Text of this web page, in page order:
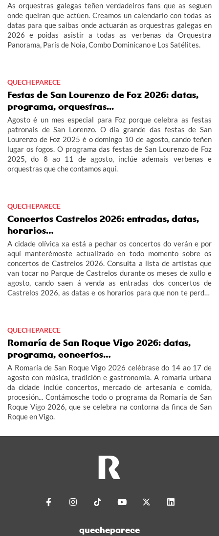
As orquestras galegas teñen verdadeiros fans que as seguen
onde queiran que actúen. Creamos un calendario con todas as
datas para que saibas onde actuarán as orquestras galegas en
2026 e poidas asistir a todas as verbenas da Orquestra
Panorama, París de Noia, Combo Dominicano e Los Satélites.
QUECHEPARECE
Festas de San Lourenzo de Foz 2026: datas,
programa, orquestras...
Agosto é un mes especial para Foz porque celebra as festas
patronais de San Lorenzo. O día grande das festas de San
Lourenzo de Foz 2025 é o domingo 10 de agosto, cando teñen
lugar os fogos. O programa das festas de San Lourenzo de Foz
2025, do 8 ao 11 de agosto, inclúe ademais verbenas e
orquestras que che contamos aquí.
QUECHEPARECE
Concertos Castrelos 2026: entradas, datas,
horarios…
A cidade olívica xa está a pechar os concertos do verán e por
aquí manterémoste actualizado en todo momento sobre os
concertos de Castrelos 2026. Consulta a lista de artistas que
van tocar no Parque de Castrelos durante os meses de xullo e
agosto, cando saen á venda as entradas dos concertos de
Castrelos 2026, as datas e os horarios para que non te perdas
QUECHEPARECE
Romaría de San Roque Vigo 2026: datas,
programa, concertos…
A Romaría de San Roque Vigo 2026 celébrase do 14 ao 17 de
agosto con música, tradición e gastronomía. A romaría urbana
da cidade inclúe concertos, mercado de artesanía e comida,
procesión... Contámosche todo o programa da Romaría de San
Roque Vigo 2026, que se celebra na contorna da finca de San
Roque en Vigo.
quecheparece